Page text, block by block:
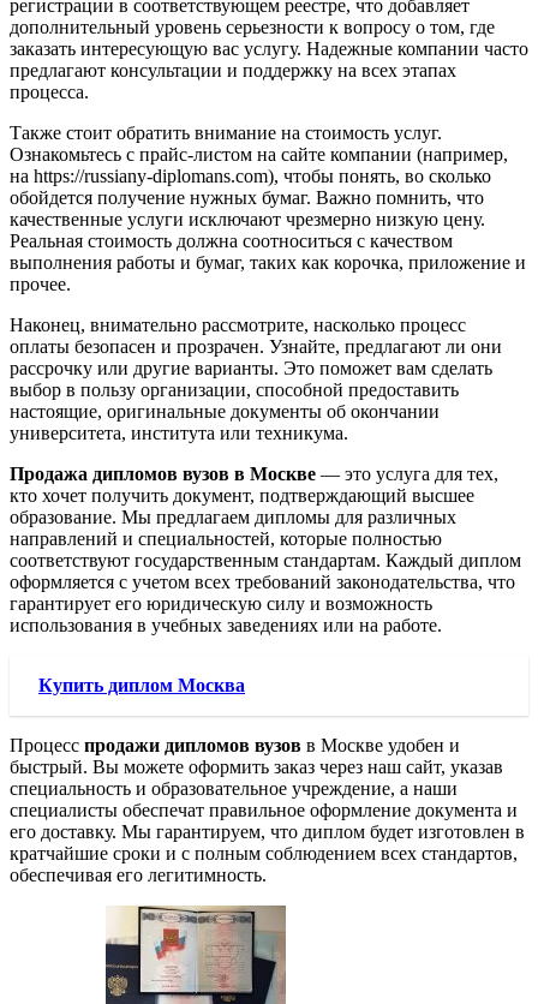
регистрации в соответствующем реестре, что добавляет
дополнительный уровень серьезности к вопросу о том, где
заказать интересующую вас услугу. Надежные компании часто
предлагают консультации и поддержку на всех этапах
процесса.
Также стоит обратить внимание на стоимость услуг.
Ознакомьтесь с прайс-листом на сайте компании (например,
на https://russiany-diplomans.com), чтобы понять, во сколько
обойдется получение нужных бумаг. Важно помнить, что
качественные услуги исключают чрезмерно низкую цену.
Реальная стоимость должна соотноситься с качеством
выполнения работы и бумаг, таких как корочка, приложение и
прочее.
Наконец, внимательно рассмотрите, насколько процесс
оплаты безопасен и прозрачен. Узнайте, предлагают ли они
рассрочку или другие варианты. Это поможет вам сделать
выбор в пользу организации, способной предоставить
настоящие, оригинальные документы об окончании
университета, института или техникума.
Продажа дипломов вузов в Москве — это услуга для тех,
кто хочет получить документ, подтверждающий высшее
образование. Мы предлагаем дипломы для различных
направлений и специальностей, которые полностью
соответствуют государственным стандартам. Каждый диплом
оформляется с учетом всех требований законодательства, что
гарантирует его юридическую силу и возможность
использования в учебных заведениях или на работе.
Купить диплом Москва
Процесс продажи дипломов вузов в Москве удобен и
быстрый. Вы можете оформить заказ через наш сайт, указав
специальность и образовательное учреждение, а наши
специалисты обеспечат правильное оформление документа и
его доставку. Мы гарантируем, что диплом будет изготовлен в
кратчайшие сроки и с полным соблюдением всех стандартов,
обеспечивая его легитимность.